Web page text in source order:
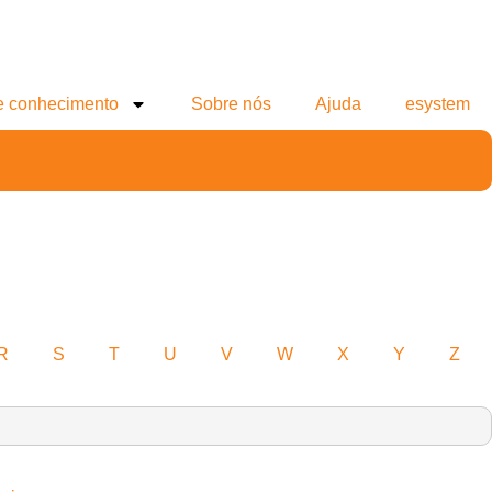
conhecimento Sobre nós Ajuda esystem
S T U V W X Y Z